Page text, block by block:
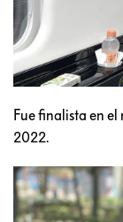
Fue finalista en
2022.